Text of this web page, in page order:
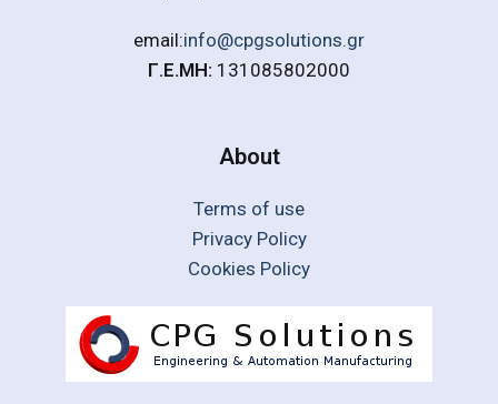
email:info@cpgsolutions.gr
Γ.Ε.ΜΗ: 131085802000
About
Terms of use
Privacy Policy
Cookies Policy